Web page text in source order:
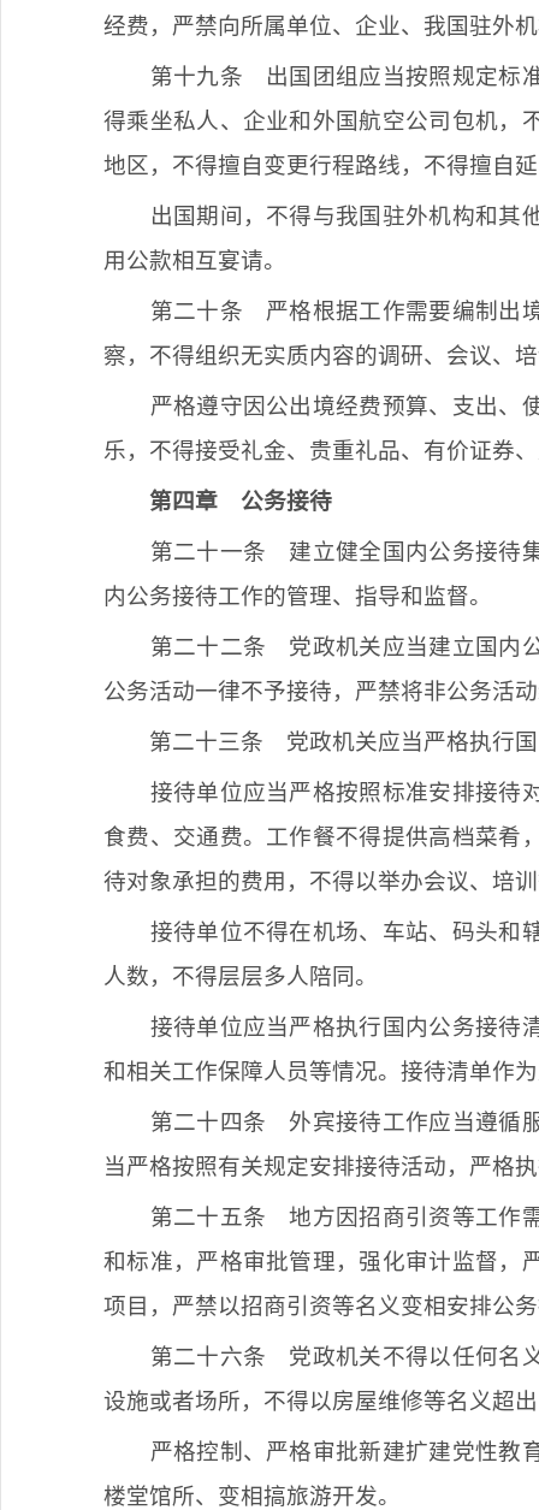
经费，严禁向所属单位、企业、我国驻外
第十九条 出国团组应当按照规定标
得乘坐私人、企业和外国航空公司包机，
地区，不得擅自变更行程路线，不得擅自
出国期间，不得与我国驻外机构和其
用公款相互宴请。
第二十条 严格根据工作需要编制出
察，不得组织无实质内容的调研、会议、
严格遵守因公出境经费预算、支出、
乐，不得接受礼金、贵重礼品、有价证券
第四章 公务接待
第二十一条 建立健全国内公务接待
内公务接待工作的管理、指导和监督。
第二十二条 党政机关应当建立国内
公务活动一律不予接待，严禁将非公务活
第二十三条 党政机关应当严格执行
接待单位应当严格按照标准安排接待
食费、交通费。工作餐不得提供高档菜肴
待对象承担的费用，不得以举办会议、培
接待单位不得在机场、车站、码头和
人数，不得层层多人陪同。
接待单位应当严格执行国内公务接待
和相关工作保障人员等情况。接待清单作
第二十四条 外宾接待工作应当遵循
当严格按照有关规定安排接待活动，严格
第二十五条 地方因招商引资等工作
和标准，严格审批管理，强化审计监督，
项目，严禁以招商引资等名义变相安排公
第二十六条 党政机关不得以任何名
设施或者场所，不得以房屋维修等名义超
严格控制、严格审批新建扩建党性教
楼堂馆所、变相搞旅游开发。